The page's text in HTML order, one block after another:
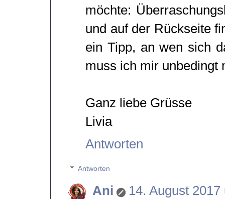
möchte:
und auf der Rückseite
ein Tipp, an wen sich
muss ich mir unbedingt
Ganz liebe Grüsse
Livia
Antworten
Antworten
Ani
14. August